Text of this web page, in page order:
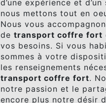
d’une expérience et
nous mettons tout en
Nous vous
de transport coffre fort
vos besoins. Si vous
sommes à votre
les renseignements
transport coffre fort.
notre passion et le
encore plus notre désir